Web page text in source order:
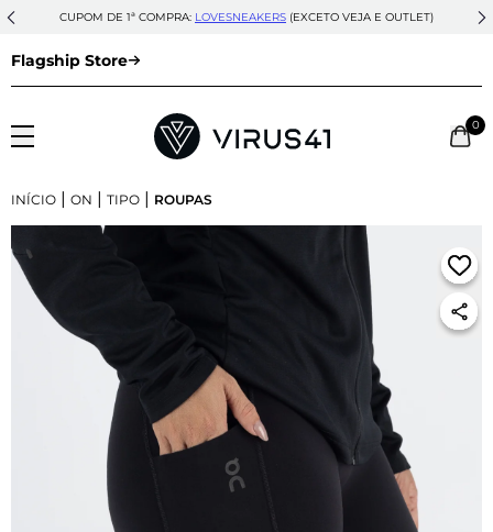
CUPOM DE 1ª COMPRA: LOVESNEAKERS (EXCETO VEJA E OUTLET)
Flagship Store
0
INÍCIO | ON | TIPO | ROUPAS